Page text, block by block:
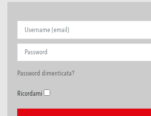
Password dimenticata?
Ricordami